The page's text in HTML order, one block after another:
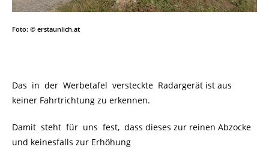
Foto: © erstaunlich.at
Das in der Werbetafel versteckte Radargerät ist aus
keiner Fahrtrichtung zu erkennen.
Damit steht für uns fest, dass dieses zur reinen Abzocke
und keinesfalls zur Erhöhung